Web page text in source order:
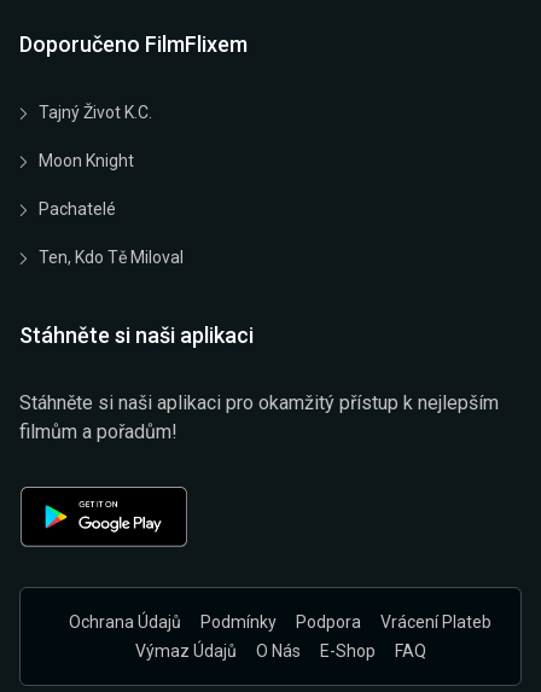
Doporučeno FilmFlixem
Tajný Život K.C.
Moon Knight
Pachatelé
Ten, Kdo Tě Miloval
Stáhněte si naši aplikaci
Stáhněte si naši aplikaci pro okamžitý přístup k nejlepším
filmům a pořadům!
Ochrana Údajů Podmínky Podpora
Vrácení Plateb
Výmaz Údajů
O Nás E-Shop FAQ